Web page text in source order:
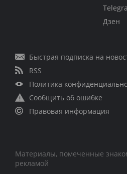
Дзен
Быстрая подписка на
RSS
Политика
Сообщить об ошибке
Правовая информация
Материалы, помеченные
рекламой